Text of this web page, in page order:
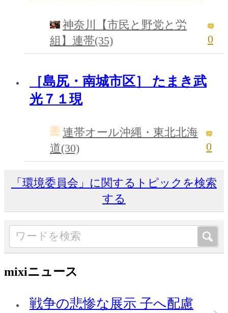
神奈川【市民と野党と労
組】連帯(35)
0
［島尻・南城市区］ たまき武
光７１現
連帯オール沖縄・東北北海
道(30)
0
「環境委員会」に関するトピックを検索
する
mixiニュース
戦争の悲惨な展示 子へ配慮